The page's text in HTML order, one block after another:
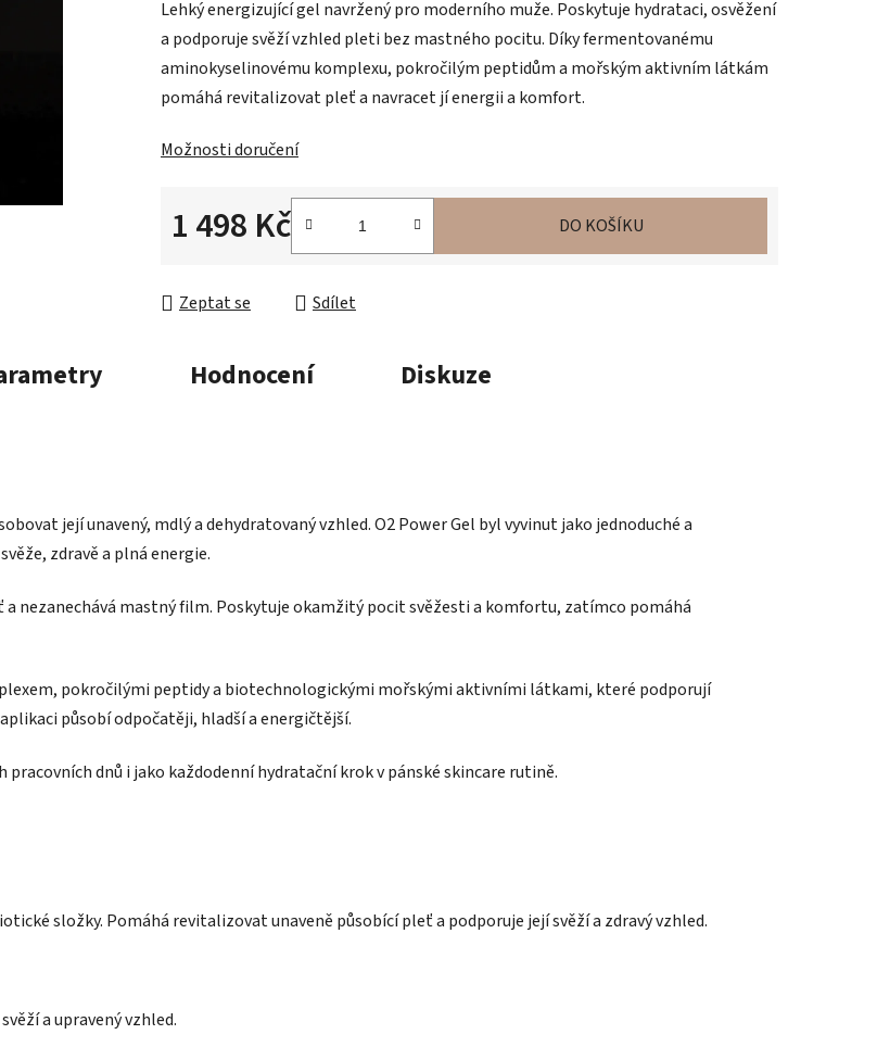
z
5
hvězdiček.
Lehký energizující gel navržený pro moderního muže. Poskytuje hydrataci, osvěžení
a podporuje svěží vzhled pleti bez mastného pocitu. Díky fermentovanému
aminokyselinovému komplexu, pokročilým peptidům a mořským aktivním látkám
pomáhá revitalizovat pleť a navracet jí energii a komfort.
Možnosti doručení
1 498 Kč DO KOŠÍKU
Zeptat se Sdílet
Hodnocení Diskuze
její unavený, mdlý a dehydratovaný vzhled. O2 Power Gel byl vyvinut jako jednoduché a
zdravě a plná energie.
nezanechává mastný film. Poskytuje okamžitý pocit svěžesti a komfortu, zatímco pomáhá
pokročilými peptidy a biotechnologickými mořskými aktivními látkami, které podporují
působí odpočatěji, hladší a energičtější.
dnů i jako každodenní hydratační krok v pánské skincare rutině.
složky. Pomáhá revitalizovat unaveně působící pleť a podporuje její svěží a zdravý vzhled.
a upravený vzhled.